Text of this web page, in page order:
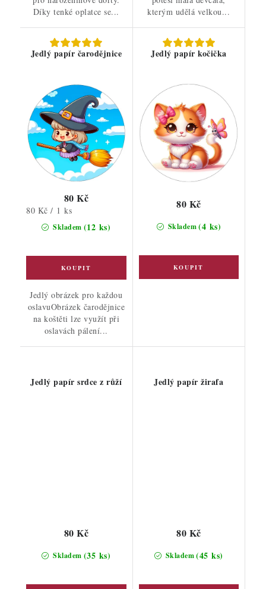
Díky tenké oplatce se...
kterým udělá velkou...
Jedlý papír čarodějnice
Skladem (12 ks)
80 Kč
Měrná
cena:
80 Kč / 1 ks
Jedlý obrázek pro každou
oslavuObrázek čarodějnice
na koštěti lze využít při
oslavách pálení...
Jedlý papír kočička
Skladem(4 ks)
80 Kč
Jedlý papír srdce z růží
Skladem (35 ks)
80 Kč
Jedlý papír žirafa
Skladem(45 ks)
80 Kč